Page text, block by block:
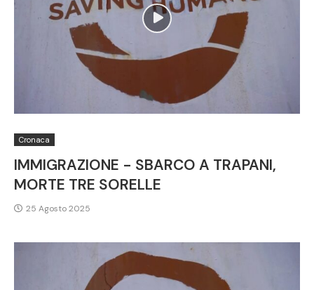
Cronaca
IMMIGRAZIONE - SBARCO A TRAPANI,
MORTE TRE SORELLE
25 Agosto 2025